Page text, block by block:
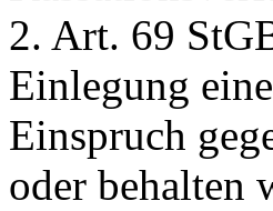
2. Art. 69
Einlegung
Einspruch
oder behalten